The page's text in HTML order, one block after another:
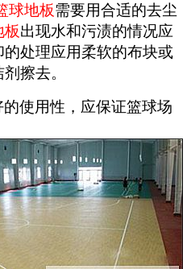
球地板需要用合适的去尘
板出现水和污渍的情况应
处理应用柔软的布块或
擦去。
的使用性，应保证篮球场